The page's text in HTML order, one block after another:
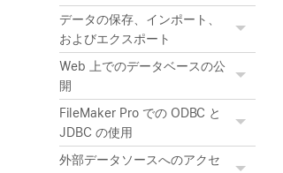
データの保存、インポート、
およびエクスポート
Web 上でのデータベースの公
開
FileMaker Pro での ODBC と
JDBC の使用
外部データソースへのアクセ